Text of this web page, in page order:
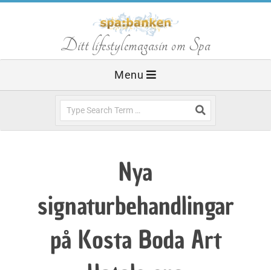
S
p
a
Ditt lifestylemagasin om Spa
Menu
Nya
signaturbehandlingar
på Kosta Boda Art